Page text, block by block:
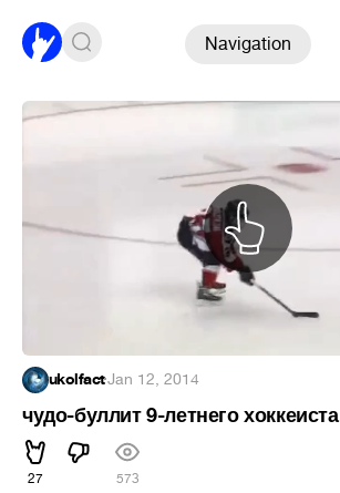
Navigation
ukolfact·Jan 12, 2014
чудо-буллит 9-летнего хоккеиста
27 573